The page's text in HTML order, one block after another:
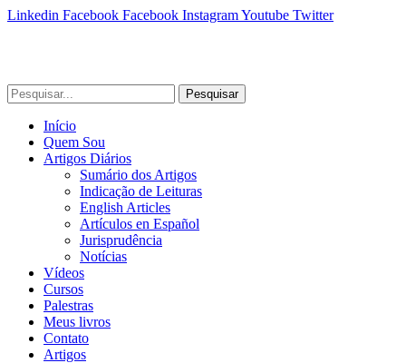
Linkedin Facebook Facebook InstagramYoutube Twitter
Pesquisar
Início
Quem Sou
Artigos Diários
Sumário dos Artigos
Indicação de Leituras
English Articles
Artículos en Español
Jurisprudência
Notícias
Vídeos
Cursos
Palestras
Meus livros
Contato
Artigos